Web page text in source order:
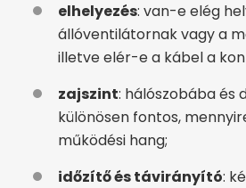
elhelyezés: van-e elég
állóventilátornak vagy a
illetve elér-e a kábel a
zajszint: hálószobába és
különösen fontos,
működési hang;
időzítő és távirányító: